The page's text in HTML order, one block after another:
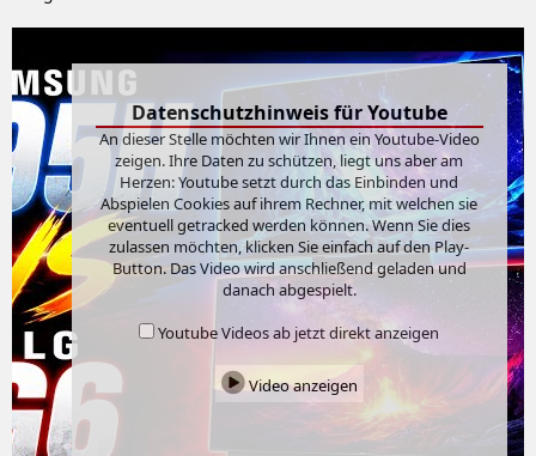
Datenschutzhinweis für Youtube
An dieser Stelle möchten wir Ihnen ein Youtube-Video
zeigen. Ihre Daten zu schützen, liegt uns aber am
Herzen: Youtube setzt durch das Einbinden und
Abspielen Cookies auf ihrem Rechner, mit welchen sie
eventuell getracked werden können. Wenn Sie dies
zulassen möchten, klicken Sie einfach auf den Play-
Button. Das Video wird anschließend geladen und
danach abgespielt.
Youtube Videos ab jetzt direkt anzeigen
Video anzeigen